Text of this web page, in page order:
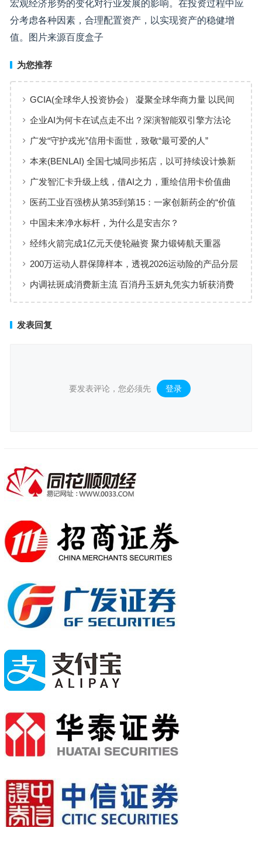
宏观经济形势的变化对行业发展的影响。在投资过程中应
分考虑各种因素，合理配置资产，以实现资产的稳健增
值。图片来源百度盒子
为您推荐
GCIA(全球华人投资协会） 凝聚全球华商力量 以民间
交流赋能从业者共同成长
企业AI为何卡在试点走不出？深演智能双引擎方法论
回答：卡点不在模型，而在使用方式
广发“守护戎光”信用卡面世，致敬“最可爱的人”
本来(BENLAI) 全国七城同步拓店，以可持续设计焕新
品牌体验
广发智汇卡升级上线，借AI之力，重绘信用卡价值曲
线
医药工业百强榜从第35到第15：一家创新药企的“价值
增长”样本
中国未来净水标杆，为什么是安吉尔？
经纬火箭完成1亿元天使轮融资 聚力锻铸航天重器
200万运动人群保障样本，透视2026运动险的产品分层
与适配逻辑
内调祛斑成消费新主流 百消丹玉妍丸凭实力斩获消费
发表回复
要发表评论，您必须先 登录 。